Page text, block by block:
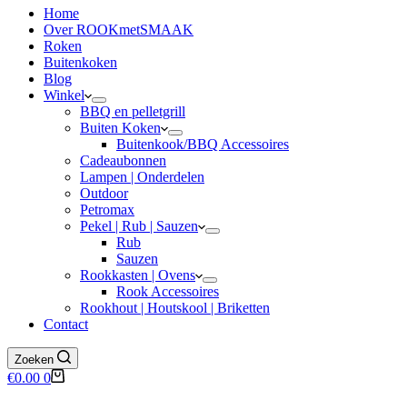
Home
Over ROOKmetSMAAK
Roken
Buitenkoken
Blog
Winkel
BBQ en pelletgrill
Buiten Koken
Buitenkook/BBQ Accessoires
Cadeaubonnen
Lampen | Onderdelen
Outdoor
Petromax
Pekel | Rub | Sauzen
Rub
Sauzen
Rookkasten | Ovens
Rook Accessoires
Rookhout | Houtskool | Briketten
Contact
Zoeken
Winkelwagen
€0.00 0